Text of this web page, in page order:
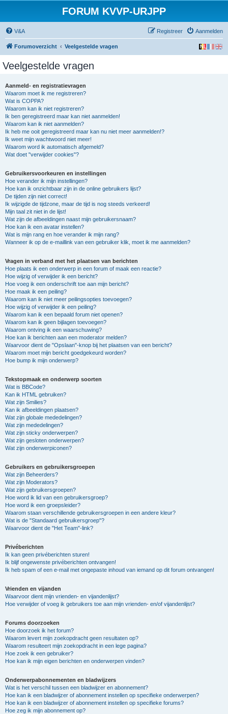
FORUM KVVP-URJPP
V&A Aanmelden
Registreer
Forumoverzicht Veelgestelde vragen
Veelgestelde vragen
Aanmeld- en registratievragen
Waarom moet ik me registreren?
Wat is COPPA?
Waarom kan ik niet registreren?
Ik ben geregistreerd maar kan niet aanmelden!
Waarom kan ik niet aanmelden?
Ik heb me ooit geregistreerd maar kan nu niet meer aanmelden!?
Ik weet mijn wachtwoord niet meer!
Waarom word ik automatisch afgemeld?
Wat doet "verwijder cookies"?
Gebruikersvoorkeuren en instellingen
Hoe verander ik mijn instellingen?
Hoe kan ik onzichtbaar zijn in de online gebruikers lijst?
De tijden zijn niet correct!
Ik wijzigde de tijdzone, maar de tijd is nog steeds verkeerd!
Mijn taal zit niet in de lijst!
Wat zijn de afbeeldingen naast mijn gebruikersnaam?
Hoe kan ik een avatar instellen?
Wat is mijn rang en hoe verander ik mijn rang?
Wanneer ik op de e-maillink van een gebruiker klik, moet ik me aanmelden?
Vragen in verband met het plaatsen van berichten
Hoe plaats ik een onderwerp in een forum of maak een reactie?
Hoe wijzig of verwijder ik een bericht?
Hoe voeg ik een onderschrift toe aan mijn bericht?
Hoe maak ik een peiling?
Waarom kan ik niet meer peilingsopties toevoegen?
Hoe wijzig of verwijder ik een peiling?
Waarom kan ik een bepaald forum niet openen?
Waarom kan ik geen bijlagen toevoegen?
Waarom ontving ik een waarschuwing?
Hoe kan ik berichten aan een moderator melden?
Waarvoor dient de "Opslaan"-knop bij het plaatsen van een bericht?
Waarom moet mijn bericht goedgekeurd worden?
Hoe bump ik mijn onderwerp?
Tekstopmaak en onderwerp soorten
Wat is BBCode?
Kan ik HTML gebruiken?
Wat zijn Smilies?
Kan ik afbeeldingen plaatsen?
Wat zijn globale mededelingen?
Wat zijn mededelingen?
Wat zijn sticky onderwerpen?
Wat zijn gesloten onderwerpen?
Wat zijn onderwerpiconen?
Gebruikers en gebruikersgroepen
Wat zijn Beheerders?
Wat zijn Moderators?
Wat zijn gebruikersgroepen?
Hoe word ik lid van een gebruikersgroep?
Hoe word ik een groepsleider?
Waarom staan verschillende gebruikersgroepen in een andere kleur?
Wat is de "Standaard gebruikersgroep"?
Waarvoor dient de "Het Team"-link?
Privéberichten
Ik kan geen privéberichten sturen!
Ik blijf ongewenste privéberichten ontvangen!
Ik heb spam of een e-mail met ongepaste inhoud van iemand op dit forum ontvangen!
Vrienden en vijanden
Waarvoor dient mijn vrienden- en vijandenlijst?
Hoe verwijder of voeg ik gebruikers toe aan mijn vrienden- en/of vijandenlijst?
Forums doorzoeken
Hoe doorzoek ik het forum?
Waarom levert mijn zoekopdracht geen resultaten op?
Waarom resulteert mijn zoekopdracht in een lege pagina?
Hoe zoek ik een gebruiker?
Hoe kan ik mijn eigen berichten en onderwerpen vinden?
Onderwerpabonnementen en bladwijzers
Wat is het verschil tussen een bladwijzer en abonnement?
Hoe kan ik een bladwijzer of abonnement instellen op specifieke onderwerpen?
Hoe kan ik een bladwijzer of abonnement instellen op specifieke forums?
Hoe zeg ik mijn abonnement op?